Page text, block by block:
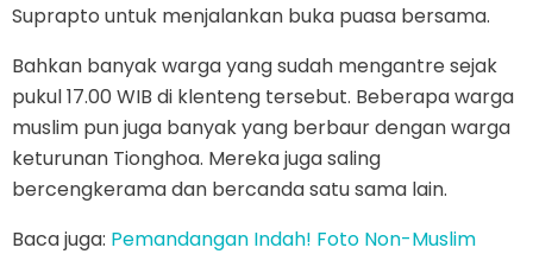
Suprapto untuk menjalankan buka puasa bersama.
Bahkan banyak warga yang sudah mengantre sejak
pukul 17.00 WIB di klenteng tersebut. Beberapa warga
muslim pun juga banyak yang berbaur dengan warga
keturunan Tionghoa. Mereka juga saling
bercengkerama dan bercanda satu sama lain.
Baca juga: Pemandangan Indah! Foto Non-Muslim